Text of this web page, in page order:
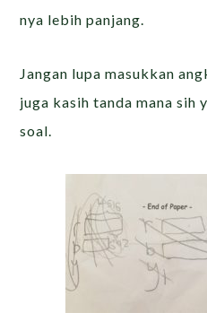
nya lebih panjang.
Jangan lupa masukkan
juga kasih tanda mana sih
soal.